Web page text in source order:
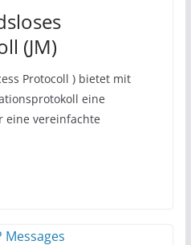
(JM)
Protocoll ) bietet mit
eine
eine vereinfachte